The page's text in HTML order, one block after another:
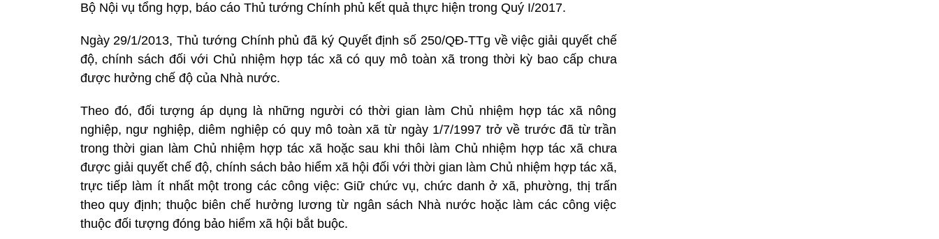
Bộ Nội vụ tổng hợp, báo cáo Thủ tướng Chính phủ kết quả thực hiện trong Quý I/2017.
Ngày 29/1/2013, Thủ tướng Chính phủ đã ký Quyết định số 250/QĐ-TTg về việc giải quyết chế
độ, chính sách đối với Chủ nhiệm hợp tác xã có quy mô toàn xã trong thời kỳ bao cấp chưa
được hưởng chế độ của Nhà nước.
Theo đó, đối tượng áp dụng là những người có thời gian làm Chủ nhiệm hợp tác xã nông
nghiệp, ngư nghiệp, diêm nghiệp có quy mô toàn xã từ ngày 1/7/1997 trở về trước đã từ trần
trong thời gian làm Chủ nhiệm hợp tác xã hoặc sau khi thôi làm Chủ nhiệm hợp tác xã chưa
được giải quyết chế độ, chính sách bảo hiểm xã hội đối với thời gian làm Chủ nhiệm hợp tác xã,
trực tiếp làm ít nhất một trong các công việc: Giữ chức vụ, chức danh ở xã, phường, thị trấn
theo quy định; thuộc biên chế hưởng lương từ ngân sách Nhà nước hoặc làm các công việc
thuộc đối tượng đóng bảo hiểm xã hội bắt buộc.